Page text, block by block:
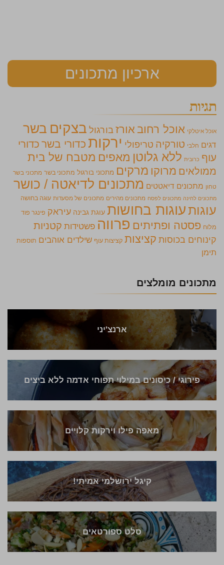
ארכיון מתכונים
תגיות
אוכל איטלקי אוכל רחוב אורזבורגול בצקים בשר
דגים חלבי טורקיה טריפולי ירקות כדורי בשר כדורי
עוף כרובית ללא גלוטן מאפים מטבח של בית
ממולאים מרוקו מרקים מתכוני בורגול מתכוני בשר מתכוני בשר
טחון מתכונים דיאטטים מתכונים לדיאטה / כושר
מתכונים לחינה מתכונים לפסח מתכונים מהירים מתכונים של מסעדות עוגה בחושה
עוגותעוגות בחושות עוגת גבינה עיראק פינגר פוד
מלוח פסטה ופתיתים פרווה פשטידות קטניות
קינוחים בכוסות קציצות קציצות עוף שילדים אוהבים תוספות
תימן
מתכונים מומלצים
ארנצ'יני
פירוגי / כיסונים במילוי תפוחי אדמה ללא ביצים
מאפה פילו וירקות קלויים
קיגל ירושלמי אמיתי!
סלט ספורטאים